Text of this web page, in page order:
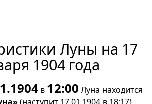
Луны на 17
1904 года
в 12:00 Луна находится